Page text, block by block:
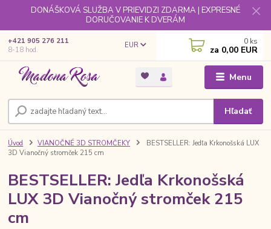
DONÁŠKOVÁ SLUŽBA V PRIEVIDZI ZDARMA | EXPRESNÉ
DORUČOVANIE K DVERÁM
Menu
EUR
Hľadať
+421 905 276 211
8-18 hod.
0 ks
za 0,00 EUR
Úvod VIANOČNÉ 3D STROMČEKY
BESTSELLER: Jedľa Krkonošská LUX
3D Vianočný stromček 215 cm
BESTSELLER: Jedľa Krkonošská
LUX 3D Vianočný stromček 215
cm